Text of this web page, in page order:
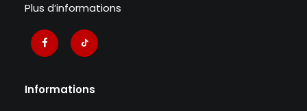
Plus d’informations
Informations